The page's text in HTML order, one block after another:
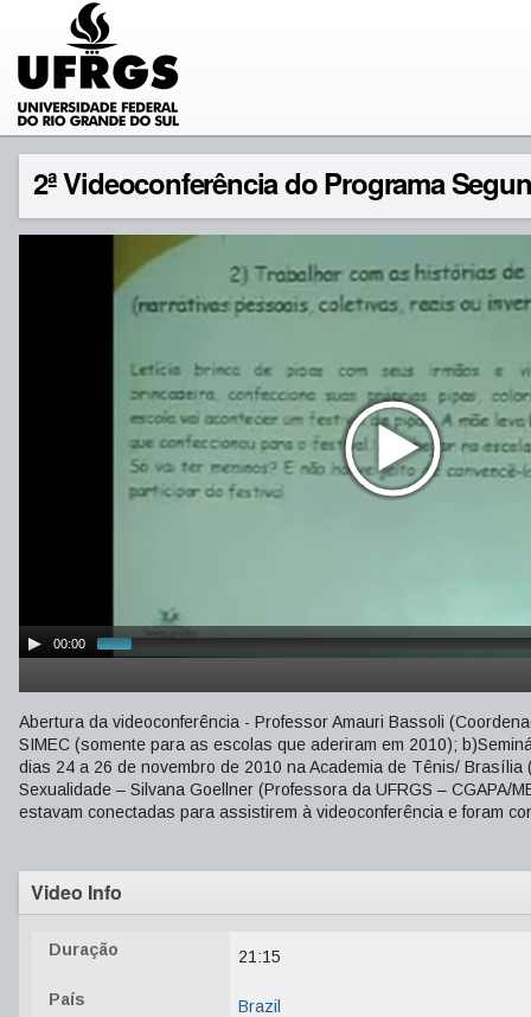
2ª Videoconferência do Programa
00:00
Abertura da videoconferência - Professor Amauri Bassoli
SIMEC (somente para as escolas que aderiram em 2010);
dias 24 a 26 de novembro de 2010 na Academia de Tênis/
Sexualidade – Silvana Goellner (Professora da UFRGS – CGAPA/
estavam conectadas para assistirem à videoconferência e foram
Video Info
Duração 21:15
País Brazil